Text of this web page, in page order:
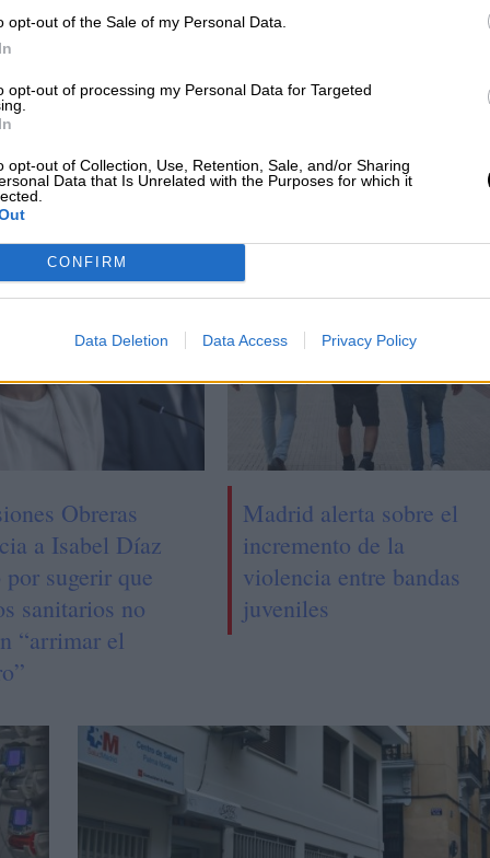
opt-out of the Sale of my Personal Data.
opt-out of processing my Personal Data for Targeted
opt-out of Collection, Use, Retention, Sale, and/or Sharing
Data that Is Unrelated with the Purposes for which it
CONFIRM
Data Deletion Data Access Privacy Policy
urgencias de la atención primaria
madrileña
Obreras
a Isabel Díaz
por sugerir que
sanitarios no
“arrimar el
Madrid alerta sobre el
incremento de la
violencia entre bandas
juveniles